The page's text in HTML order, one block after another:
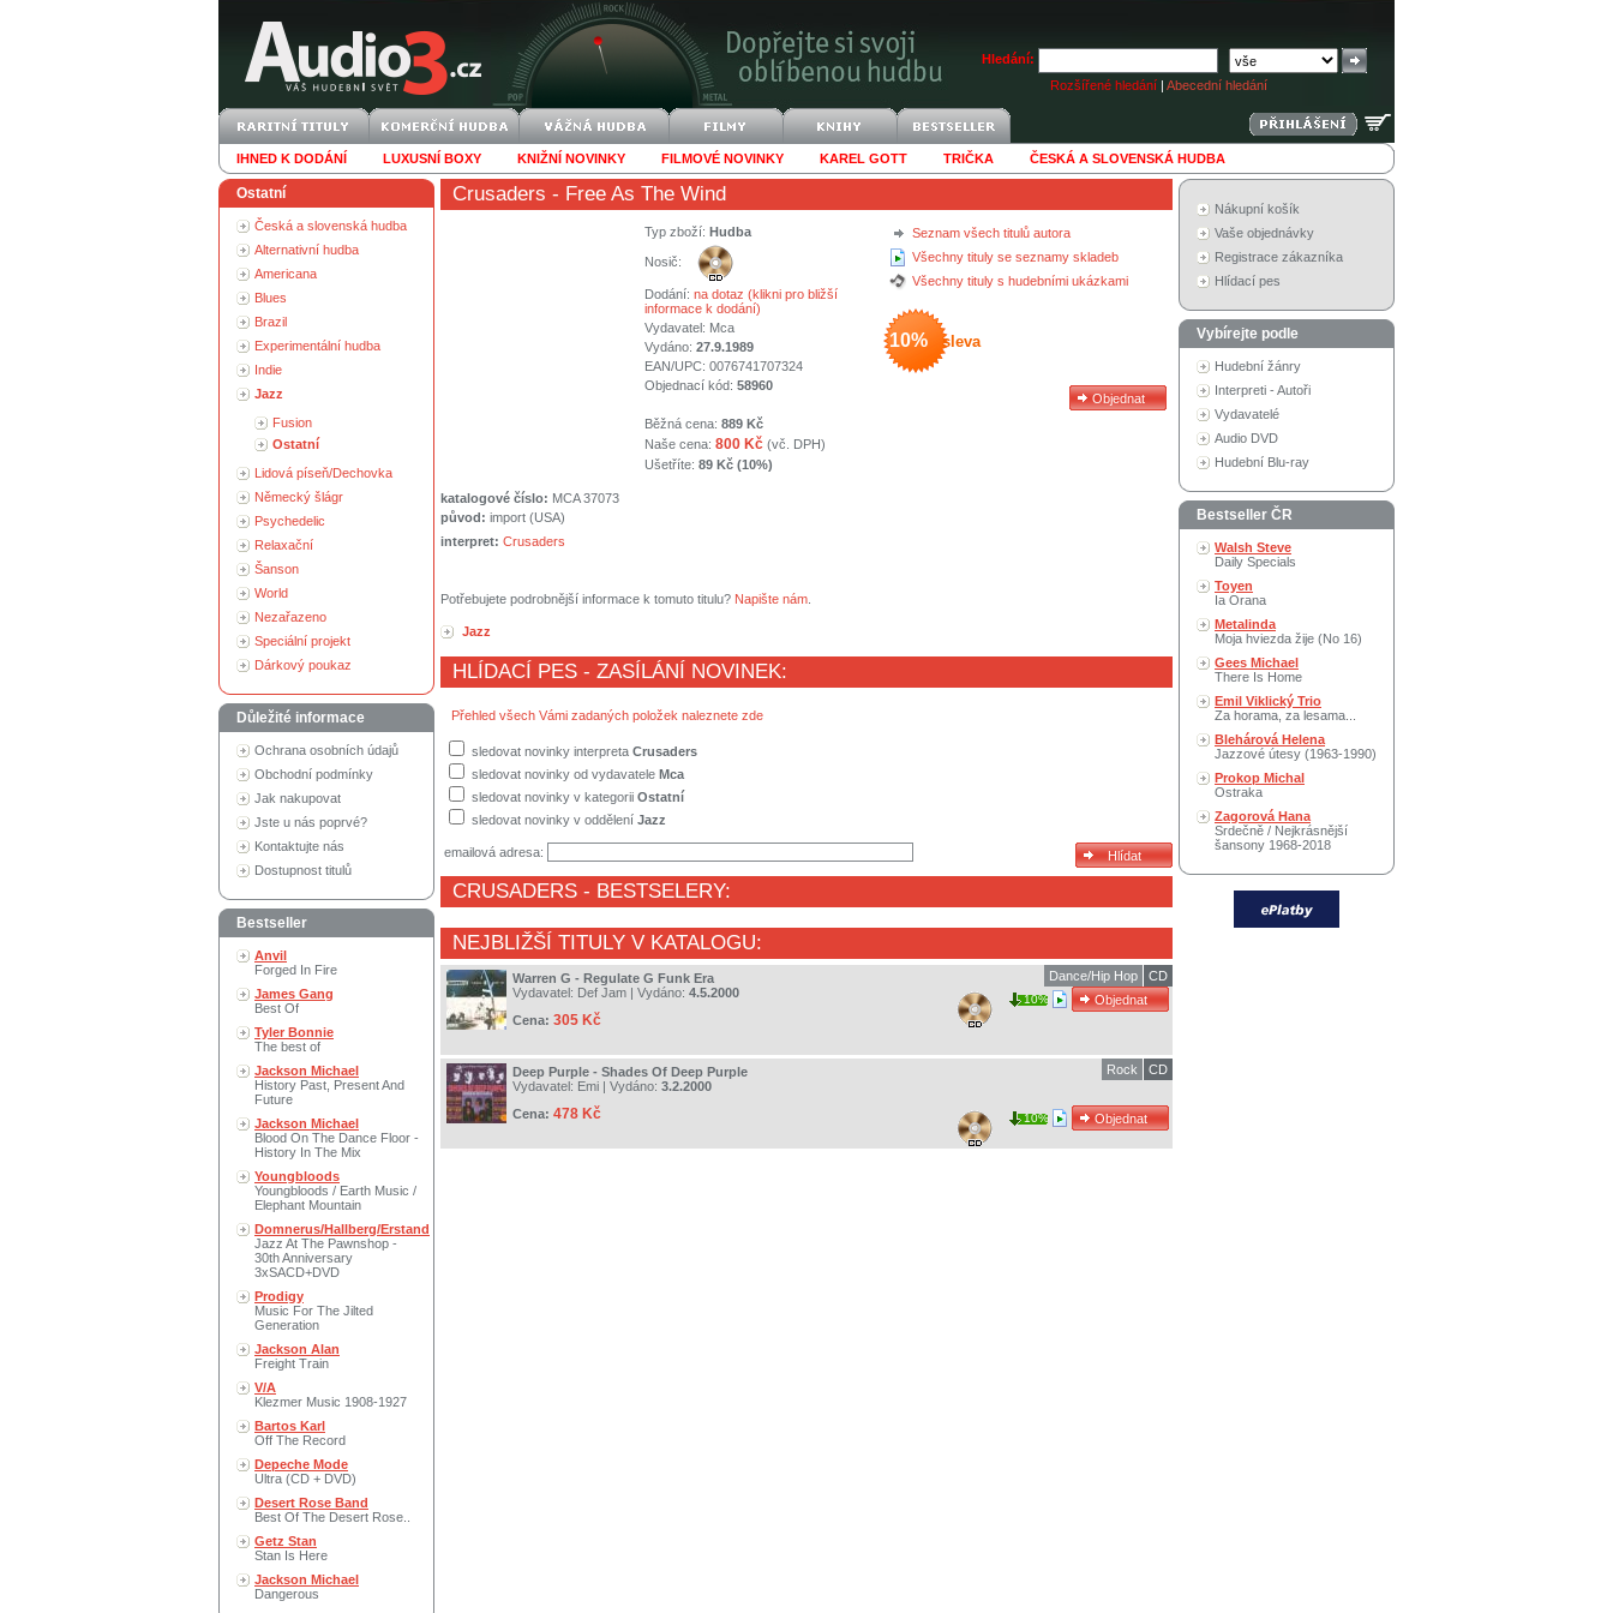
Hledání:
Rozšířené hledání | Abecední hledání
IHNED K DODÁNÍ LUXUSNÍ BOXY KNIŽNÍ NOVINKY FILMOVÉ NOVINKY KAREL GOTT TRIČKA ČESKÁ A SLOVENSKÁ HUDBA
Ostatní
Česká a slovenská hudba
Alternativní hudba
Americana
Blues
Brazil
Experimentální hudba
Indie
Jazz
Fusion
Ostatní
Lidová píseň/Dechovka
Německý šlágr
Psychedelic
Relaxační
Šanson
World
Nezařazeno
Speciální projekt
Dárkový poukaz
Důležité informace
Ochrana osobních údajů
Obchodní podmínky
Jak nakupovat
Jste u nás poprvé?
Kontaktujte nás
Dostupnost titulů
Bestseller
Anvil
Forged In Fire
James Gang
Best Of
Tyler Bonnie
The best of
Jackson Michael
History Past, Present And
Future
Jackson Michael
Blood On The Dance Floor -
History In The Mix
Youngbloods
Youngbloods / Earth Music /
Elephant Mountain
Domnerus/Hallberg/Erstand
Jazz At The Pawnshop -
30th Anniversary
3xSACD+DVD
Prodigy
Music For The Jilted
Generation
Jackson Alan
Freight Train
V/A
Klezmer Music 1908-1927
Bartos Karl
Off The Record
Depeche Mode
Ultra (CD + DVD)
Desert Rose Band
Best Of The Desert Rose..
Getz Stan
Stan Is Here
Jackson Michael
Dangerous
Crusaders - Free As The Wind
Seznam všech titulů autora
Všechny tituly se seznamy skladeb
Všechny tituly s hudebními ukázkami
10% sleva
Typ zboží: Hudba
Nosič:
Dodání: na dotaz (klikni pro bližší
informace k dodání)
Vydavatel: Mca
Vydáno: 27.9.1989
EAN/UPC: 0076741707324
Objednací kód: 58960
Běžná cena: 889 Kč
Naše cena: 800 Kč (vč. DPH)
Ušetříte: 89 Kč (10%)
katalogové číslo: MCA 37073
původ: import (USA)
interpret: Crusaders
Potřebujete podrobnější informace k tomuto titulu? Napište nám
Jazz
HLÍDACÍ PES - ZASÍLÁNÍ NOVINEK:
Přehled všech Vámi zadaných položek naleznete zde
sledovat novinky interpreta Crusaders
sledovat novinky od vydavatele Mca
sledovat novinky v kategorii Ostatní
sledovat novinky v oddělení Jazz
emailová adresa:
CRUSADERS - BESTSELERY:
NEJBLIŽŠÍ TITULY V KATALOGU:
Warren G - Regulate G Funk Era
Vydavatel: Def Jam | Vydáno: 4.5.2000
Cena: 305 Kč
CD
Dance/Hip Hop
10%
Deep Purple - Shades Of Deep Purple
Vydavatel: Emi | Vydáno: 3.2.2000
Cena: 478 Kč
CD
Rock
10%
Nákupní košík
Vaše objednávky
Registrace zákazníka
Hlídací pes
Vybírejte podle
Hudební žánry
Interpreti - Autoři
Vydavatelé
Audio DVD
Hudební Blu-ray
Bestseller ČR
Walsh Steve
Daily Specials
Toyen
Ia Orana
Metalinda
Moja hviezda žije (No 16)
Gees Michael
There Is Home
Emil Viklický Trio
Za horama, za lesama...
Blehárová Helena
Jazzové útesy (1963-1990)
Prokop Michal
Ostraka
Zagorová Hana
Srdečně / Nejkrásnější
šansony 1968-2018